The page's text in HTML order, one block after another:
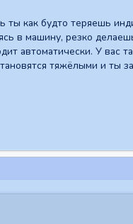
ты как будто теряешь
в машину, резко
автоматически. У вас
тяжёлыми и ты